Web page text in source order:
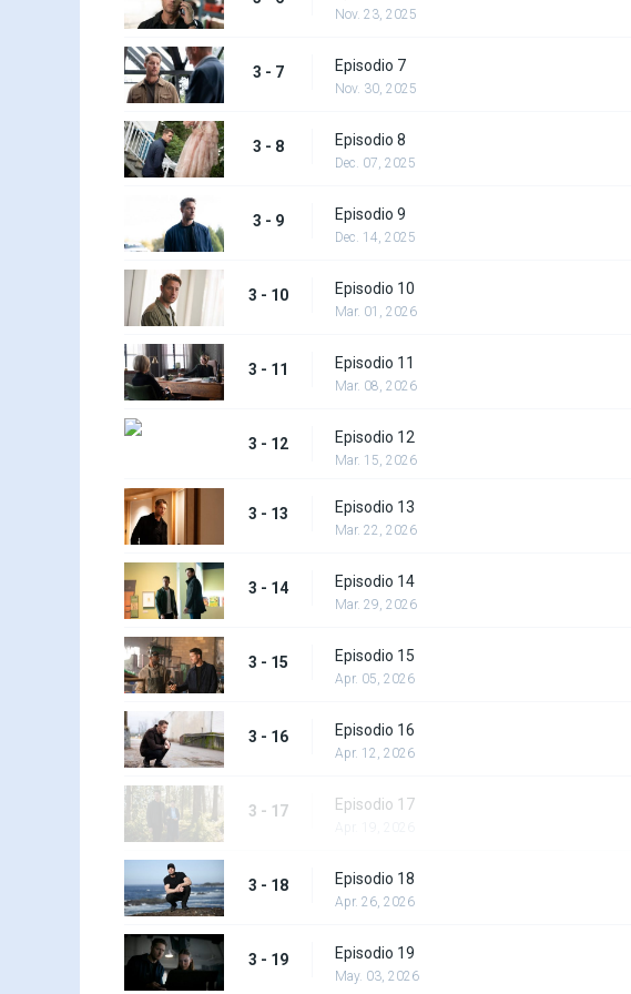
Nov. 23, 2025
3 - 7 Episodio 7
Nov. 30, 2025
3 - 8 Episodio 8
Dec. 07, 2025
3 - 9 Episodio 9
Dec. 14, 2025
3 - 10 Episodio 10
Mar. 01, 2026
3 - 11 Episodio 11
Mar. 08, 2026
3 - 12 Episodio 12
Mar. 15, 2026
3 - 13 Episodio 13
Mar. 22, 2026
3 - 14 Episodio 14
Mar. 29, 2026
3 - 15 Episodio 15
Apr. 05, 2026
3 - 16 Episodio 16
Apr. 12, 2026
3 - 17 Episodio 17
3 - 18 Episodio 18
Apr. 26, 2026
3 - 19 Episodio 19
May. 03, 2026